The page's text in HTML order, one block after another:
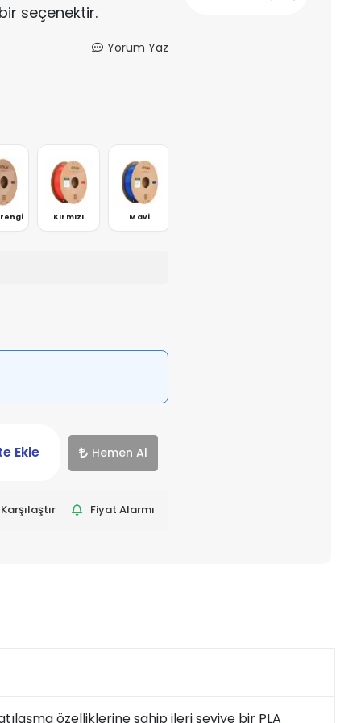
bir seçenektir.
Yorum Yaz
Kırmızı Mavi
Ekle Hemen Al
Karşılaştır Fiyat Alarmı
özelliklerine sahip ileri seviye bir PLA